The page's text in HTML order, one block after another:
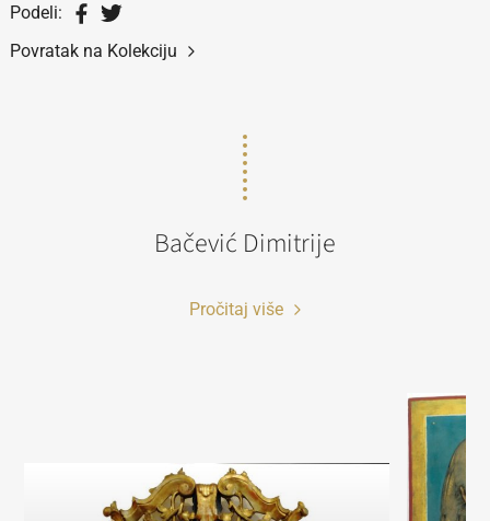
Podeli:
Povratak na Kolekciju
Bačević Dimitrije
Pročitaj više